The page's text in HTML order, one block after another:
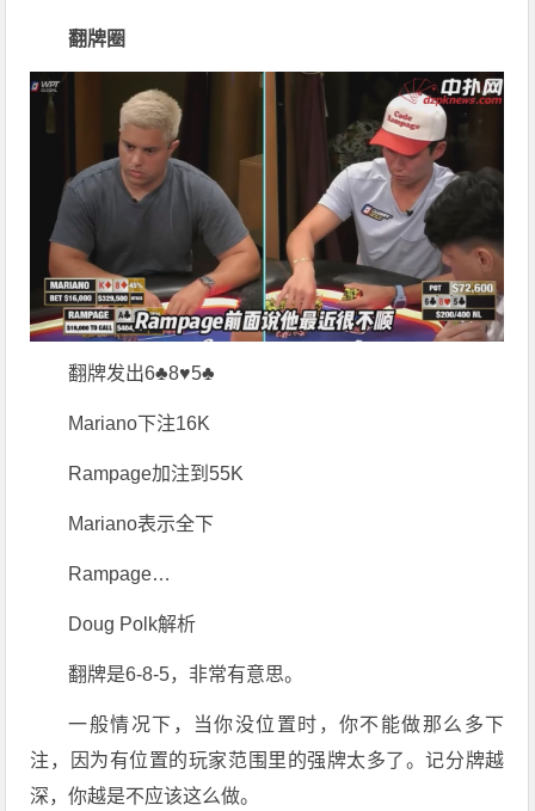
翻牌圈
翻牌发出6♣8♥5♣
Mariano下注16K
Rampage加注到55K
Mariano表示全下
Rampage…
Doug Polk解析
翻牌是6-8-5，非常有意思。
一般情况下，当你没位置时，你不能做那么多下
注，因为有位置的玩家范围里的强牌太多了。记分牌越
深，你越是不应该这么做。